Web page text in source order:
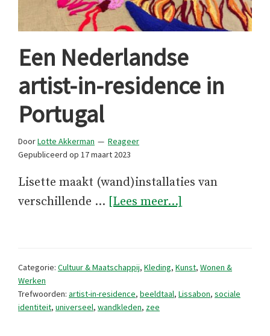
Een Nederlandse
artist-in-residence in
Portugal
DoorLotte Akkerman
Reageer
Gepubliceerd op 17 maart 2023
Lisette maakt (wand)installaties van
verschillende … [Lees meer...]
in
Categorie: Cultuur & Maatschappij, Kleding, Kunst, Wonen &
Werken
Trefwoorden: artist-in-residence, beeldtaal, Lissabon, sociale
identiteit, universeel, wandkleden, zee